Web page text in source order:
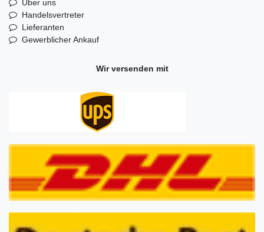
Über uns
Handelsvertreter
Lieferanten
Gewerblicher Ankauf
Wir versenden mit